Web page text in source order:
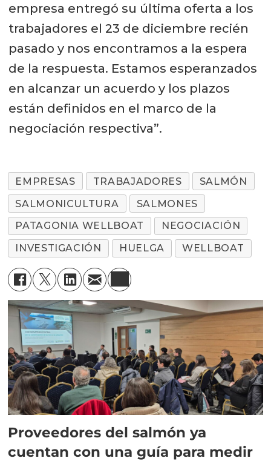
empresa entregó su última oferta a los
trabajadores el 23 de diciembre recién
pasado y nos encontramos a la espera
de la respuesta. Estamos esperanzados
en alcanzar un acuerdo y los plazos
están definidos en el marco de la
negociación respectiva”.
EMPRESAS TRABAJADORES
SALMÓN
SALMONICULTURA
SALMONES
PATAGONIA WELLBOAT
NEGOCIACIÓN
INVESTIGACIÓN
HUELGA WELLBOAT
Proveedores del salmón ya
cuentan con una guía para medir